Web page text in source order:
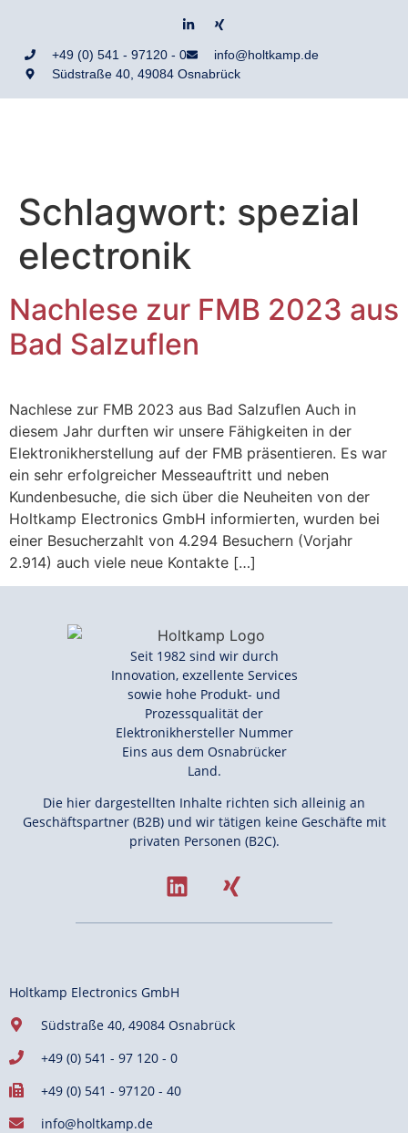
+49 (0) 541 - 97120 - 0
info@holtkamp.de
Südstraße 40, 49084 Osnabrück
Schlagwort: spezial
electronik
Nachlese zur FMB 2023 aus
Bad Salzuflen
Nachlese zur FMB 2023 aus Bad Salzuflen Auch in
diesem Jahr durften wir unsere Fähigkeiten in der
Elektronikherstellung auf der FMB präsentieren. Es war
ein sehr erfolgreicher Messeauftritt und neben
Kundenbesuche, die sich über die Neuheiten von der
Holtkamp Electronics GmbH informierten, wurden bei
einer Besucherzahlt von 4.294 Besuchern (Vorjahr
2.914) auch viele neue Kontakte […]
Seit 1982 sind wir durch
Innovation, exzellente Services
sowie hohe Produkt- und
Prozessqualität der
Elektronikhersteller Nummer
Eins aus dem Osnabrücker
Land.
Die hier dargestellten Inhalte richten sich alleinig an
Geschäftspartner (B2B) und wir tätigen keine Geschäfte mit
privaten Personen (B2C).
Holtkamp Electronics GmbH
Südstraße 40, 49084 Osnabrück
+49 (0) 541 - 97 120 - 0
+49 (0) 541 - 97120 - 40
info@holtkamp.de